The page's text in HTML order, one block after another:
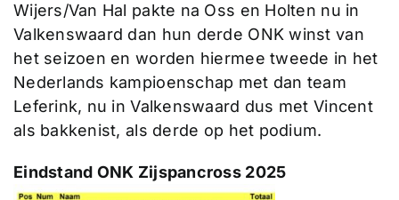
Wijers/Van Hal pakte na Oss en Holten nu in
Valkenswaard dan hun derde ONK winst van
het seizoen en worden hiermee tweede in het
Nederlands kampioenschap met dan team
Leferink, nu in Valkenswaard dus met Vincent
als bakkenist, als derde op het podium.
Eindstand ONK Zijspancross 2025